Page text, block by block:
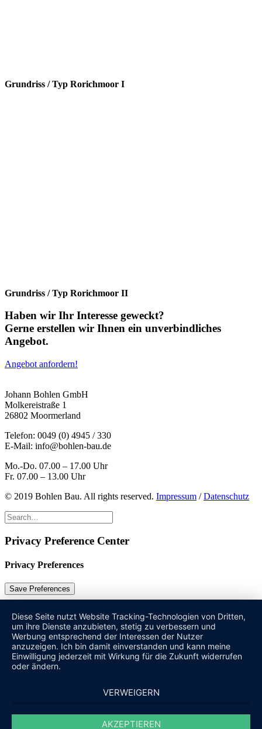
Grundriss / Typ Rorichmoor I
Grundriss / Typ Rorichmoor II
Haben wir Ihr Interesse geweckt?
Gerne erstellen wir Ihnen ein unverbindliches
Angebot.
Angebot anfordern!
Johann Bohlen GmbH
Molkereistraße 1
26802 Moormerland
Telefon: 0049 (0) 4945 / 330
E-Mail: info@bohlen-bau.de
Mo.-Do. 07.00 – 17.00 Uhr
Fr. 07.00 – 13.00 Uhr
© 2019 Bohlen Bau. All rights reserved. Impressum /Datenschutz
Privacy Preference Center
Privacy Preferences
Diese Seite nutzt Website Tracking-Technologien von Dritten,
um ihre Dienste anzubieten, stetig zu verbessern und
Werbung entsprechend der Interessen der Nutzer
anzuzeigen. Ich bin damit einverstanden und kann meine
Einwilligung jederzeit mit Wirkung für die Zukunft widerrufen
oder ändern.
VERWEIGERN
AKZEPTIEREN